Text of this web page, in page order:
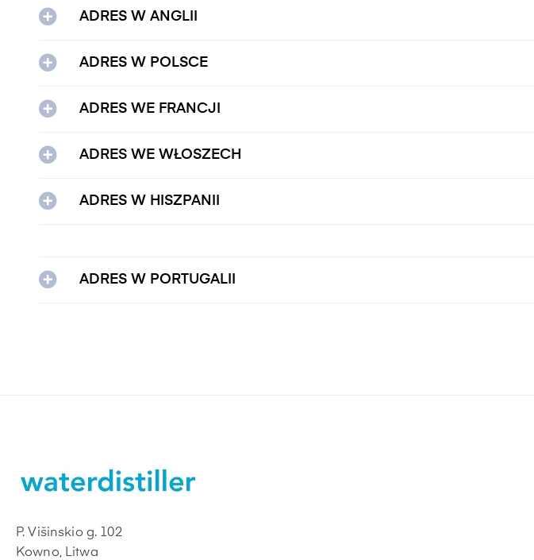
ADRES W ANGLII
ADRES W POLSCE
ADRES WE FRANCJI
ADRES WE WŁOSZECH
ADRES W HISZPANII
ADRES W PORTUGALII
P. Višinskio g. 102
Kowno, Litwa